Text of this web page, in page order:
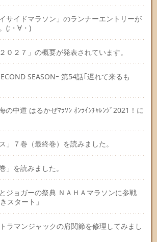
サイドマラソン」のランナーエントリーが
(;・∀・)
０２７」の概要が発表されています。
SEASONｰ 第54話｢遅れて来るも
の中道 はるかぜﾏﾗｿﾝ ｵﾝﾗｲﾝﾁｬﾚﾝｼﾞ2021！に
」７巻（最終巻）を読みました。
」を読みました。
ジョガーの祭典 ＮＡＨＡマラソンに参戦
スタート」
ラマンジャックの肩関節を修理してみまし